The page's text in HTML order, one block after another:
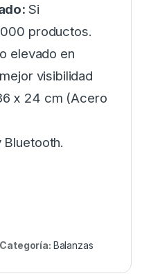
Si
productos.
elevado en
visibilidad
x 24 cm (Acero
Bluetooth.
Categoría: Balanzas